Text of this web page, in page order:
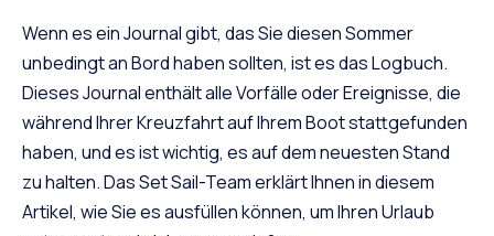
Wenn es ein Journal gibt, das Sie diesen Sommer
unbedingt an Bord haben sollten, ist es das Logbuch.
Dieses Journal enthält alle Vorfälle oder Ereignisse, die
während Ihrer Kreuzfahrt auf Ihrem Boot stattgefunden
haben, und es ist wichtig, es auf dem neuesten Stand
zu halten. Das Set Sail-Team erklärt Ihnen in diesem
Artikel, wie Sie es ausfüllen können, um Ihren Urlaub